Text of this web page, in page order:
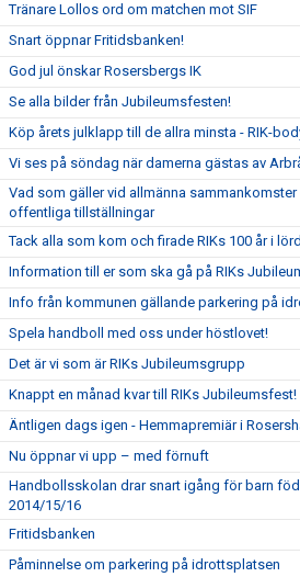
Tränare Lollos ord om matchen mot SIF
Snart öppnar Fritidsbanken!
God jul önskar Rosersbergs IK
Se alla bilder från Jubileumsfesten!
Köp årets julklapp till de allra minsta - RIK-
Vi ses på söndag när damerna gästas av
Vad som gäller vid allmänna sammankomster
offentliga tillställningar
Tack alla som kom och firade RIKs 100 år i
Information till er som ska gå på RIKs
Info från kommunen gällande parkering på
Spela handboll med oss under höstlovet!
Det är vi som är RIKs Jubileumsgrupp
Knappt en månad kvar till RIKs Jubileumsfest!
Äntligen dags igen - Hemmapremiär i
Nu öppnar vi upp – med förnuft
Handbollsskolan drar snart igång för barn
2014/15/16
Fritidsbanken
Påminnelse om parkering på idrottsplatsen